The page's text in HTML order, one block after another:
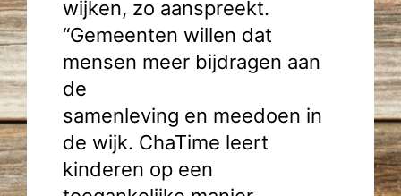
wijken, zo aanspreekt.
“Gemeenten willen dat
mensen meer bijdragen aan
de
samenleving en meedoen in
de wijk. ChaTime leert
kinderen op een